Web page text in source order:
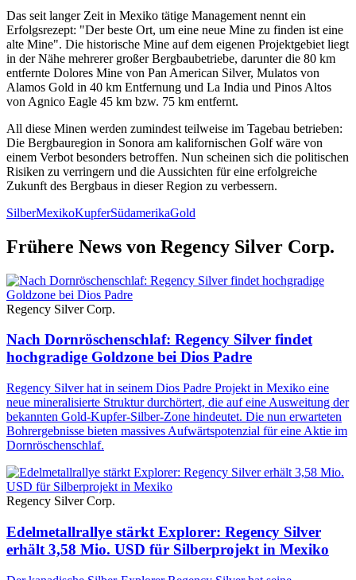
Das seit langer Zeit in Mexiko tätige Management nennt ein
Erfolgsrezept: "Der beste Ort, um eine neue Mine zu finden ist eine
alte Mine". Die historische Mine auf dem eigenen Projektgebiet liegt
in der Nähe mehrerer großer Bergbaubetriebe, darunter die 80 km
entfernte Dolores Mine von Pan American Silver, Mulatos von
Alamos Gold in 40 km Entfernung und La India und Pinos Altos
von Agnico Eagle 45 km bzw. 75 km entfernt.
All diese Minen werden zumindest teilweise im Tagebau betrieben:
Die Bergbauregion in Sonora am kalifornischen Golf wäre von
einem Verbot besonders betroffen. Nun scheinen sich die politischen
Risiken zu verringern und die Aussichten für eine erfolgreiche
Zukunft des Bergbaus in dieser Region zu verbessern.
SilberMexikoKupferSüdamerikaGold
Frühere News von Regency Silver Corp.
Regency Silver Corp.
Nach Dornröschenschlaf: Regency Silver findet
hochgradige Goldzone bei Dios Padre
Regency Silver hat in seinem Dios Padre Projekt in Mexiko eine
neue mineralisierte Struktur durchörtert, die auf eine Ausweitung der
bekannten Gold-Kupfer-Silber-Zone hindeutet. Die nun erwarteten
Bohrergebnisse bieten massives Aufwärtspotenzial für eine Aktie im
Dornröschenschlaf.
Regency Silver Corp.
Edelmetallrallye stärkt Explorer: Regency Silver
erhält 3,58 Mio. USD für Silberprojekt in Mexiko